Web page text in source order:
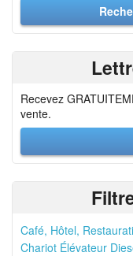
Recevez
vente.
Café, Hôtel,
Chariot Élévateur